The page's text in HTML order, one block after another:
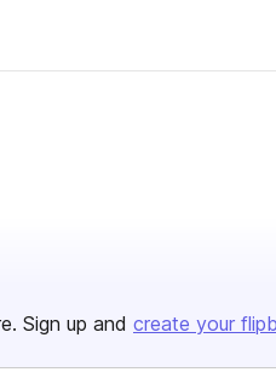
Sign up and create your